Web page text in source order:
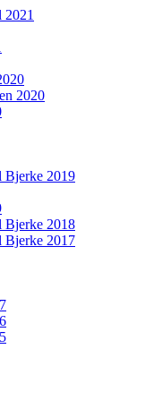
2020
2019
2018
2017